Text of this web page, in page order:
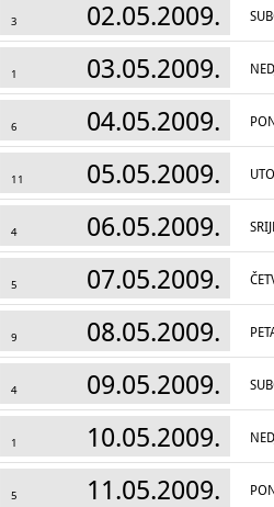
3 02.05.2009.
1 03.05.2009.
6 04.05.2009.
11 05.05.2009.
4 06.05.2009.
5 07.05.2009.
9 08.05.2009.
4 09.05.2009.
1 10.05.2009.
5 11.05.2009.